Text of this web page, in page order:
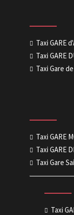
Taxi GARE
Taxi GARE
Taxi Gare
Taxi GARE
Taxi GARE
Taxi Gare
Taxi